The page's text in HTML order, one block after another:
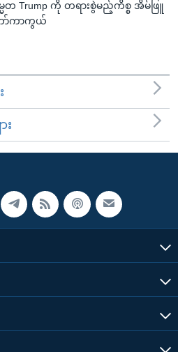
တ Trump ကို တရားစွဲမည့်ကိစ္စ အိမ်ဖြူ
ာ်ကာကွယ်
း